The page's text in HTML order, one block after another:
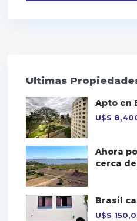
Ultimas
Apto en
U$S
Ahora
cerca
Brasil
U$S